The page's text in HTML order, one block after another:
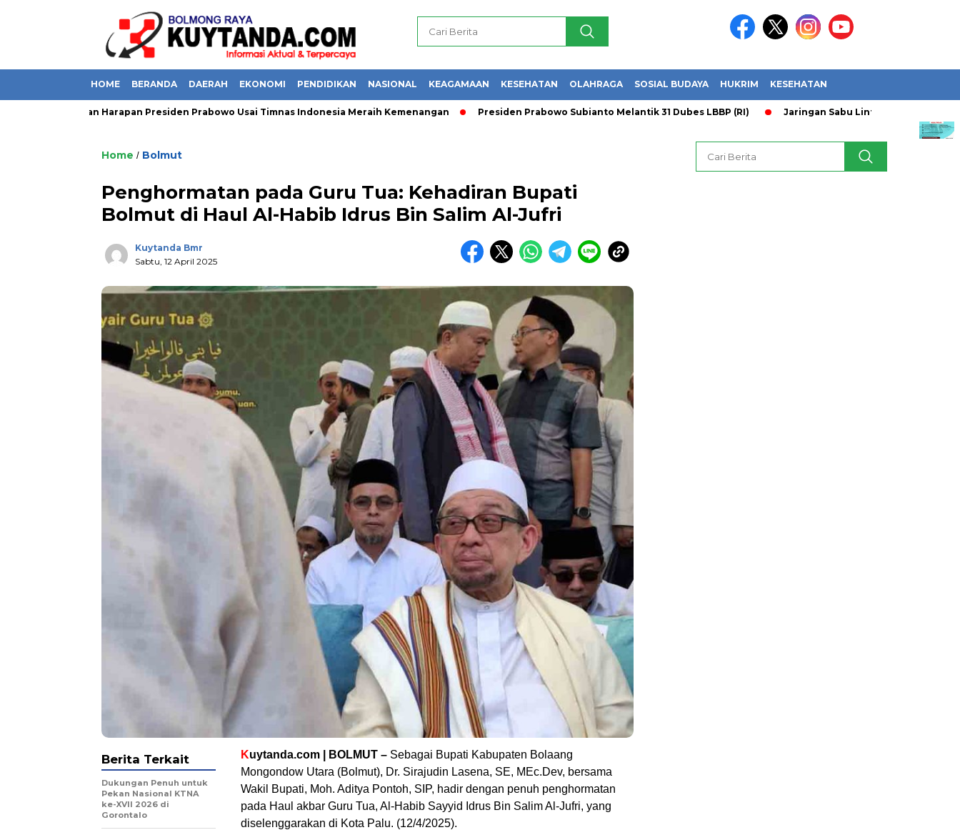
HOME BERANDA DAERAH EKONOMI PENDIDIKAN NASIONAL KEAGAMAAN KESEHATAN OLAHRAGA SOSIAL BUDAYA HUKRIM KESEHATAN
Do’a Dan Harapan Presiden Prabowo Usai Timnas Indonesia Meraih Kemenangan Presiden Prabowo Subianto Melantik 31 Dubes LBBP (RI) Jaringan Sabu Lintas Provinsi
Home / Bolmut
Penghormatan pada Guru Tua: Kehadiran Bupati
Bolmut di Haul Al-Habib Idrus Bin Salim Al-Jufri
Kuytanda Bmr
Sabtu, 12 April 2025
Kuytanda.com | BOLMUT – Sebagai Bupati Kabupaten Bolaang
Mongondow Utara (Bolmut), Dr. Sirajudin Lasena, SE, MEc.Dev, bersama
Wakil Bupati, Moh. Aditya Pontoh, SIP, hadir dengan penuh penghormatan
pada Haul akbar Guru Tua, Al-Habib Sayyid Idrus Bin Salim Al-Jufri, yang
diselenggarakan di Kota Palu. (12/4/2025).
Berita Terkait
Dukungan Penuh untuk
Pekan Nasional KTNA
ke-XVII 2026 di
Gorontalo